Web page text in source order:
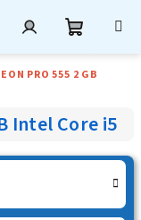
PRO 555 2 GB
Intel Core i5